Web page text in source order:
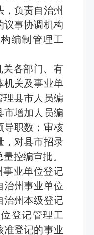
，负责自治州
议事协调机构
编制管理工
关各部门、有
机关及事业单
理县市人员编
市增加人员编
导职数；审核
，对县市招录
控编审批。
事业单位登记
治州事业单位
治州本级登记
登记管理工
准登记的事业